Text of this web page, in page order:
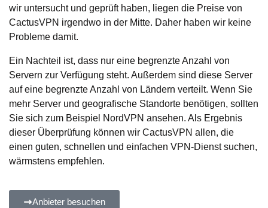
wir untersucht und geprüft haben, liegen die Preise von
CactusVPN irgendwo in der Mitte. Daher haben wir keine
Probleme damit.
Ein Nachteil ist, dass nur eine begrenzte Anzahl von
Servern zur Verfügung steht. Außerdem sind diese Server
auf eine begrenzte Anzahl von Ländern verteilt. Wenn Sie
mehr Server und geografische Standorte benötigen, sollten
Sie sich zum Beispiel NordVPN ansehen. Als Ergebnis
dieser Überprüfung können wir CactusVPN allen, die
einen guten, schnellen und einfachen VPN-Dienst suchen,
wärmstens empfehlen.
Anbieter besuchen